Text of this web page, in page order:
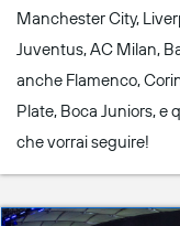
Manchester City,
Juventus, AC Milan,
anche Flamenco,
Plate, Boca Juniors, e
che vorrai seguire!